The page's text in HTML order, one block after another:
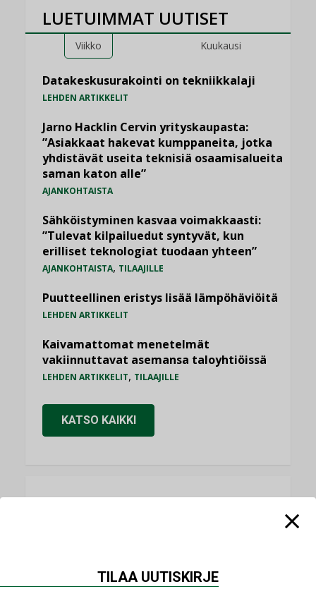
LUETUIMMAT UUTISET
Viikko Kuukausi
Datakeskusurakointi on tekniikkalaji
LEHDEN ARTIKKELIT
Jarno Hacklin Cervin yrityskaupasta:
”Asiakkaat hakevat kumppaneita, jotka
yhdistävät useita teknisiä osaamisalueita
saman katon alle”
AJANKOHTAISTA
Sähköistyminen kasvaa voimakkaasti:
”Tulevat kilpailuedut syntyvät, kun
erilliset teknologiat tuodaan yhteen”
AJANKOHTAISTA, TILAAJILLE
Puutteellinen eristys lisää lämpöhäviöitä
LEHDEN ARTIKKELIT
Kaivamattomat menetelmät
vakiinnuttavat asemansa taloyhtiöissä
LEHDEN ARTIKKELIT, TILAAJILLE
KATSO KAIKKI
TILAA UUTISKIRJE